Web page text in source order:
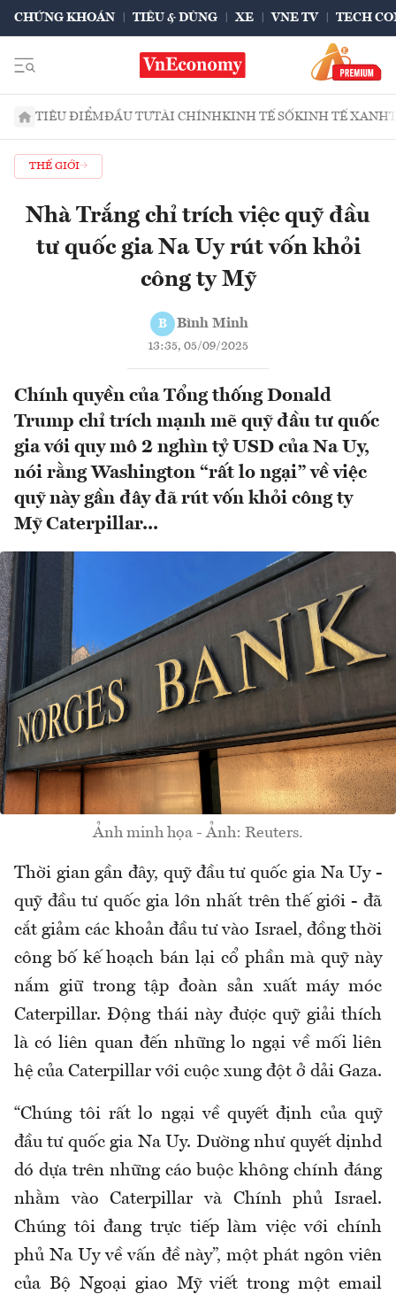
CHỨNG KHOÁN TIÊU & DÙNG XE VNE TV TECH
TIÊU ĐIỂMĐẦU TƯTÀI CHÍNHKINH TẾ SỐKINH TẾ XANH
THẾ GIỚI
Nhà Trắng chỉ trích việc quỹ đầu
tư quốc gia Na Uy rút vốn khỏi
công ty Mỹ
B Bình Minh
13:35, 05/09/2025
Chính quyền của Tổng thống Donald
Trump chỉ trích mạnh mẽ quỹ đầu tư quốc
gia với quy mô 2 nghìn tỷ USD của Na Uy,
nói rằng Washington “rất lo ngại” về việc
quỹ này gần đây đã rút vốn khỏi công ty
Mỹ Caterpillar...
Ảnh minh họa - Ảnh: Reuters.
Thời gian gần đây, quỹ đầu tư quốc gia Na Uy -
quỹ đầu tư quốc gia lớn nhất trên thế giới - đã
cắt giảm các khoản đầu tư vào Israel, đồng thời
công bố kế hoạch bán lại cổ phần mà quỹ này
nắm giữ trong tập đoàn sản xuất máy móc
Caterpillar. Động thái này được quỹ giải thích
là có liên quan đến những lo ngại về mối liên
hệ của Caterpillar với cuộc xung đột ở dải Gaza.
“Chúng tôi rất lo ngại về quyết định của quỹ
đầu tư quốc gia Na Uy. Dường như quyết dịnhd
dó dựa trên những cáo buộc không chính đáng
nhằm vào Caterpillar và Chính phủ Israel.
Chúng tôi đang trực tiếp làm việc với chính
phủ Na Uy về vấn đề này”, một phát ngôn viên
của Bộ Ngoại giao Mỹ viết trong một email